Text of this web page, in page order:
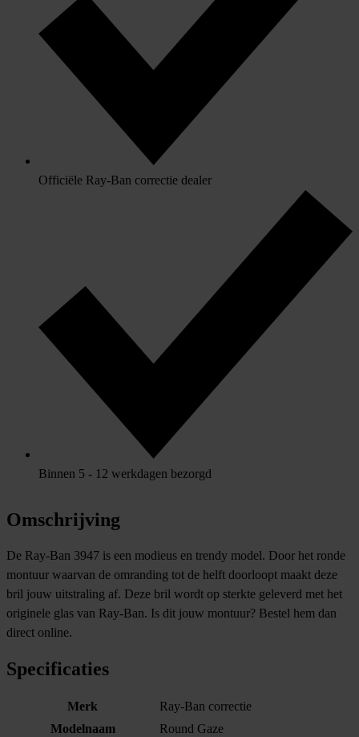
Officiële Ray-Ban correctie dealer
Binnen 5 - 12 werkdagen bezorgd
Omschrijving
De Ray-Ban 3947 is een modieus en trendy model. Door het ronde
montuur waarvan de omranding tot de helft doorloopt maakt deze
bril jouw uitstraling af. Deze bril wordt op sterkte geleverd met het
originele glas van Ray-Ban. Is dit jouw montuur? Bestel hem dan
direct online.
Specificaties
Merk
Ray-Ban correctie
Modelnaam
Round Gaze